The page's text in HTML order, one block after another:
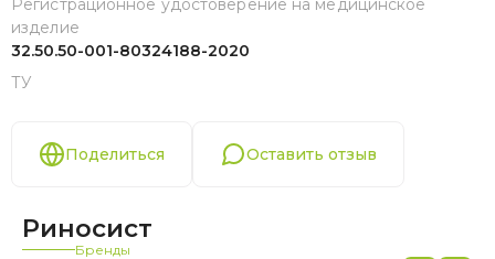
Регистрационное удостоверение на медицинское
изделие
32.50.50-001-80324188-2020
ТУ
Поделиться Оставить отзыв
Риносист
Бренды